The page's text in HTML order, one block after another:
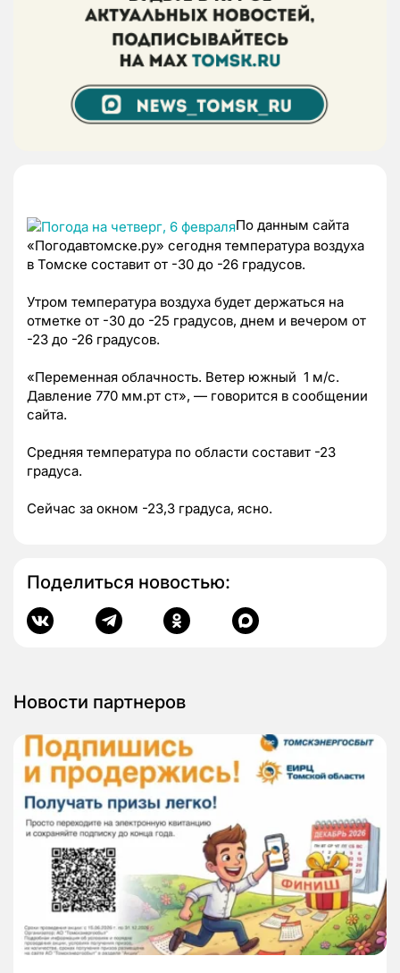
По данным сайта
«Погодавтомске.ру» сегодня температура воздуха
в Томске составит от -30 до -26 градусов.
Утром температура воздуха будет держаться на
отметке от -30 до -25 градусов, днем и вечером от
-23 до -26 градусов.
«Переменная облачность. Ветер южный 1 м/с.
Давление 770 мм.рт ст», — говорится в сообщении
сайта.
Средняя температура по области составит -23
градуса.
Сейчас за окном -23,3 градуса, ясно.
Поделиться новостью:
Новости партнеров